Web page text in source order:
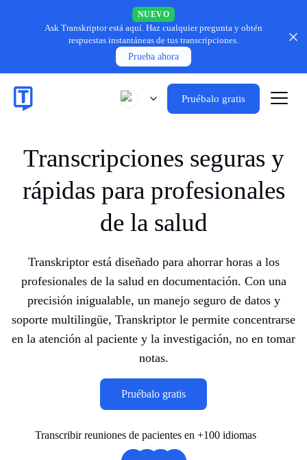
NUEVO
Ask Transkriptor está aquí. Haz cualquier pregunta y obtén
respuestas instantáneas de tus transcripciones.
Prueba ahora
Pruébalo gratis
Transcripciones seguras y
rápidas para profesionales
de la salud
Transkriptor está diseñado para ahorrar horas a los
profesionales de la salud en documentación. Con una
precisión inigualable, un manejo seguro de datos y
soporte multilingüe, Transkriptor le permite concentrarse
en la atención al paciente y la investigación, no en tomar
notas.
Pruébalo gratis
Transcribir reuniones de pacientes en +100 idiomas